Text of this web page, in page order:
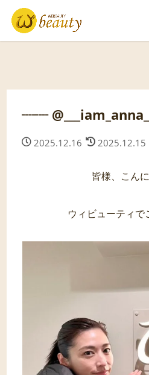
┈┈
2025.12.16 2025.12.15
皆様、こんに
ウィビューティで